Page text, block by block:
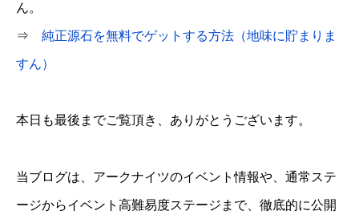
ん。
⇒ 純正源石を無料でゲットする方法（地味に貯まりま
すん）
本日も最後までご覧頂き、ありがとうございます。
当ブログは、アークナイツのイベント情報や、通常ステ
ージからイベント高難易度ステージまで、徹底的に公開